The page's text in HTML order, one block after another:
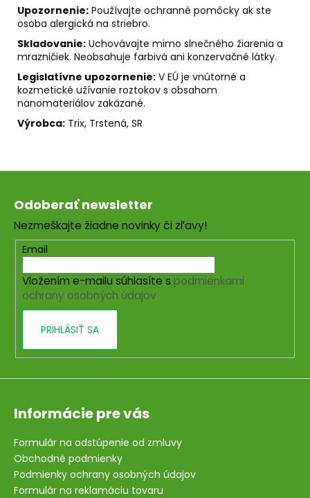
Upozornenie: Používajte ochranné pomôcky ak ste
osoba alergická na striebro.
Skladovanie: Uchovávajte mimo slnečného žiarenia a
mrazničiek. Neobsahuje farbivá ani konzervačné látky.
Legislatívne upozornenie: V EÚ je vnútorné a
kozmetické užívanie roztokov s obsahom
nanomateriálov zakázané.
Výrobca: Trix, Trstená, SR
Z
Odoberať newsletter
Nezmeškajte žiadne novinky či zľavy!
Email
Vložením e-mailu súhlasíte s podmienkami
ochrany osobných údajov
PRIHLÁSIŤ SA
Informácie pre vás
Formulár na odstúpenie od zmluvy
Obchodné podmienky
Podmienky ochrany osobných údajov
Formulár na reklamáciu tovaru